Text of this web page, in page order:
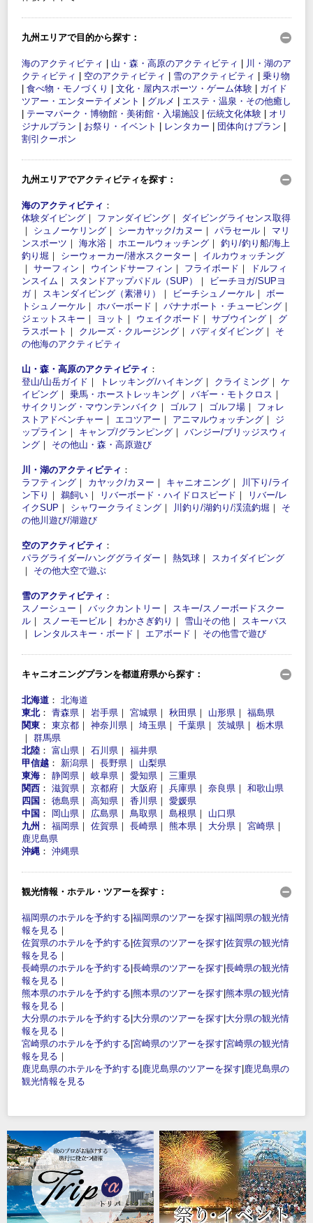
九州エリアで目的から探す：
海のアクティビティ 山・森・高原のアクティビティ
川・湖のア
クティビティ
空のアクティビティ 雪のアクティビティ
乗り物
食べ物・モノづくり 文化・屋内スポーツ・ゲーム体験
ガイド
ツアー・エンターテイメント
グルメ
エステ・温泉・その他癒し
テーマパーク・博物館・美術館・入場施設 伝統文化体験
オリ
ジナルプラン
お祭り・イベント レンタカー 団体向けプラン
割引クーポン
九州エリアでアクティビティを探す：
海のアクティビティ ：
体験ダイビング ｜ ファンダイビング ｜ ダイビングライセンス取得
｜ シュノーケリング ｜ シーカヤック/カヌー ｜ パラセール ｜ マリ
ンスポーツ ｜ 海水浴 ｜ ホエールウォッチング ｜ 釣り/釣り船/海上
釣り堀 ｜ シーウォーカー/潜水スクーター ｜ イルカウォッチング
｜ サーフィン ｜ ウインドサーフィン ｜ フライボード ｜
ドルフィ
ンスイム ｜ スタンドアップパドル（SUP） ｜
ビーチヨガ/SUPヨ
ガ｜ スキンダイビング（素潜り） ｜ ビーチシュノーケル ｜ ボー
トシュノーケル ｜ ホバーボード ｜ バナナボート・チュービング ｜
ジェットスキー ｜ ヨット ｜ ウェイクボード ｜ サブウイング ｜ グ
ラスボート ｜ クルーズ・クルージング ｜ バディダイビング ｜ そ
の他海のアクティビティ
山・森・高原のアクティビティ ：
登山/山岳ガイド ｜ トレッキング/ハイキング ｜ クライミング ｜ ケ
イビング ｜ 乗馬・ホーストレッキング ｜ バギー・モトクロス ｜
サイクリング・マウンテンバイク ｜ ゴルフ ｜ ゴルフ場 ｜ フォレ
ストアドベンチャー ｜ エコツアー ｜ アニマルウォッチング ｜ ジ
ップライン ｜ キャンプ/グランピング ｜ バンジー/ブリッジスウィ
ング ｜ その他山・森・高原遊び
川・湖のアクティビティ ：
ラフティング ｜ カヤック/カヌー ｜ キャニオニング ｜
川下り/ライ
ン下り ｜ 鵜飼い ｜ リバーボード・ハイドロスピード ｜
リバー/レ
イクSUP ｜ シャワークライミング ｜ 川釣り/湖釣り/渓流釣堀 ｜ そ
の他川遊び/湖遊び
空のアクティビティ ：
パラグライダー/ハンググライダー ｜ 熱気球 ｜ スカイダイビング
｜ その他大空で遊ぶ
雪のアクティビティ ：
スノーシュー ｜ バックカントリー ｜ スキー/スノーボードスクー
ル ｜ スノーモービル ｜ わかさぎ釣り ｜ 雪山その他 ｜ スキーバス
｜
レンタルスキー・ボード ｜ エアボード ｜ その他雪で遊び
キャニオニングプランを都道府県から探す：
北海道 ： 北海道
東北： 青森県 ｜ 岩手県 ｜ 宮城県 ｜ 秋田県 ｜ 山形県 ｜ 福島県
関東 ： 東京都 ｜ 神奈川県 ｜ 埼玉県 ｜ 千葉県 ｜ 茨城県 ｜ 栃木県
｜ 群馬県
北陸 ： 富山県 ｜ 石川県 ｜ 福井県
甲信越 ： 新潟県 ｜ 長野県 ｜ 山梨県
東海 ： 静岡県 ｜ 岐阜県 ｜ 愛知県 ｜ 三重県
関西 ： 滋賀県 ｜ 京都府 ｜ 大阪府 ｜ 兵庫県 ｜ 奈良県 ｜ 和歌山県
四国 ： 徳島県 ｜ 高知県 ｜ 香川県 ｜ 愛媛県
中国 ： 岡山県 ｜ 広島県 ｜ 鳥取県 ｜ 島根県 ｜ 山口県
九州 ： 福岡県 ｜ 佐賀県 ｜ 長崎県 ｜ 熊本県 ｜ 大分県 ｜ 宮崎県 ｜
鹿児島県
沖縄 ： 沖縄県
観光情報・ホテル・ツアーを探す：
福岡県のホテルを予約する 福岡県のツアーを探す 福岡県の観光情
報を見る ｜
佐賀県のホテルを予約する 佐賀県のツアーを探す 佐賀県の観光情
報を見る ｜
長崎県のホテルを予約する 長崎県のツアーを探す 長崎県の観光情
報を見る ｜
熊本県のホテルを予約する 熊本県のツアーを探す 熊本県の観光情
報を見る ｜
大分県のホテルを予約する 大分県のツアーを探す 大分県の観光情
報を見る ｜
宮崎県のホテルを予約する 宮崎県のツアーを探す 宮崎県の観光情
報を見る ｜
鹿児島県のホテルを予約する 鹿児島県のツアーを探す 鹿児島県の
観光情報を見る